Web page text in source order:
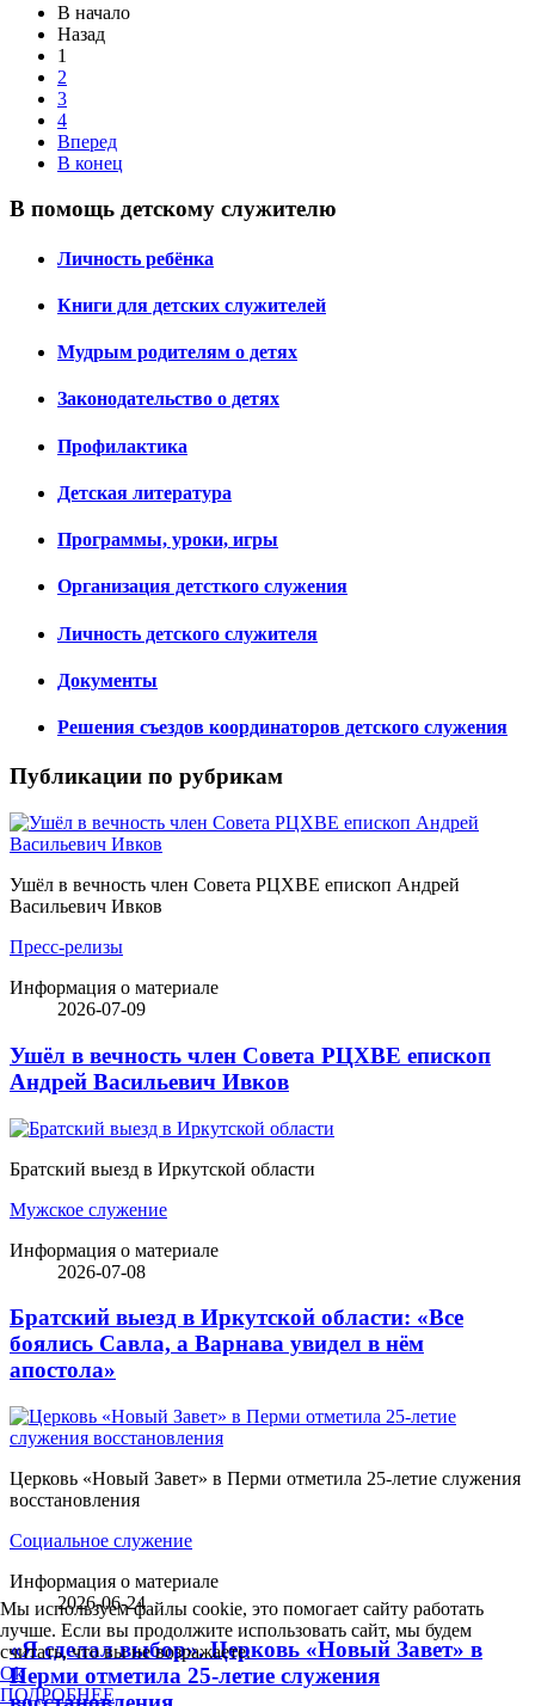
В начало
Назад
1
2
3
4
Вперед
В конец
В помощь детскому служителю
Личность ребёнка
Книги для детских служителей
Мудрым родителям о детях
Законодательство о детях
Профилактика
Детская литература
Программы, уроки, игры
Организация детсткого служения
Личность детского служителя
Документы
Решения съездов координаторов детского служения
Публикации по рубрикам
Ушёл в вечность член Совета РЦХВЕ епископ Андрей
Васильевич Ивков
Пресс-релизы
Информация о материале
2026-07-09
Ушёл в вечность член Совета РЦХВЕ епископ
Андрей Васильевич Ивков
Братский выезд в Иркутской области
Мужское служение
Информация о материале
2026-07-08
Братский выезд в Иркутской области: «Все
боялись Савла, а Варнава увидел в нём
апостола»
Церковь «Новый Завет» в Перми отметила 25-летие служения
восстановления
Социальное служение
Информация о материале
2026-06-24
«Я сделал выбор». Церковь «Новый Завет» в
Перми отметила 25-летие служения
Мы используем файлы cookie, это помогает сайту работать
лучше. Если вы продолжите использовать сайт, мы будем
считать, что вы не возражаете.
Ok
ПОДРОБНЕЕ